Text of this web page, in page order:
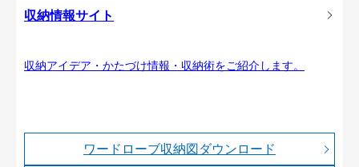
収納情報サイト
収納アイデア・かたづけ情報・収納術をご紹介します。
ワードローブ収納図ダウンロード